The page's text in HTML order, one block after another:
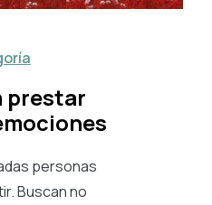
prestar
personas
Buscan no